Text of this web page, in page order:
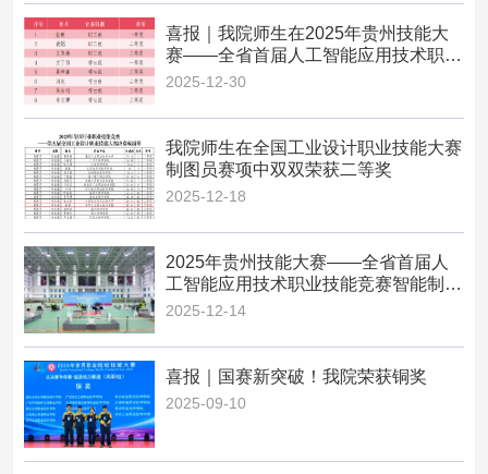
喜报｜我院师生在2025年贵州技能大
赛——全省首届人工智能应用技术职业
技能竞赛中取得丰硕成果...
2025-12-30
我院师生在全国工业设计职业技能大赛
制图员赛项中双双荣获二等奖
2025-12-18
2025年贵州技能大赛——全省首届人
工智能应用技术职业技能竞赛智能制造
系统运维员赛项在我院圆...
2025-12-14
喜报｜国赛新突破！我院荣获铜奖
2025-09-10